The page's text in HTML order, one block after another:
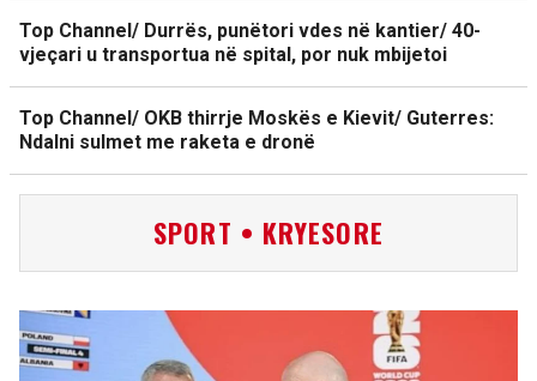
Top Channel/ Durrës, punëtori vdes në kantier/ 40-
vjeçari u transportua në spital, por nuk mbijetoi
Top Channel/ OKB thirrje Moskës e Kievit/ Guterres:
Ndalni sulmet me raketa e dronë
SPORT • KRYESORE